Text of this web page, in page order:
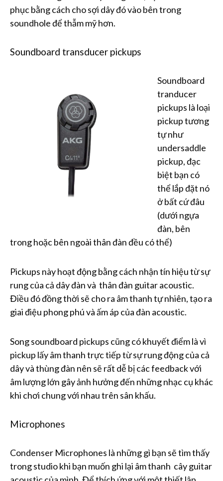
phục bằng cách cho sợi dây đó vào bên trong
soundhole để thẫm mỹ hơn.
Soundboard transducer pickups
Soundboard
tranducer
pickups là loại
pickup tương
tự như
undersaddle
pickup, đạc
biệt bạn có
thể lắp đặt nó
ở bất cứ đâu
(dưới ngựa
đàn, bên
trong hoặc bên ngoài thân đàn đều có thể)
Pickups này hoạt động bằng cách nhận tín hiệu từ sự
rung của cả dây đàn và thân đàn guitar acoustic.
Điều đó đồng thời sẽ cho ra âm thanh tự nhiên, tạo ra
giai điệu phong phú và ấm áp của đàn acoustic.
Song soundboard pickups cũng có khuyết điểm là vì
pickup lấy âm thanh trực tiếp từ sự rung động của cả
dây và thùng đàn nên sẽ rất dễ bị các feedback với
âm lượng lớn gây ảnh hưởng đến những nhạc cụ khác
khi chơi chung với nhau trên sân khấu.
Microphones
Condenser Microphones là những gì bạn sẽ tìm thấy
trong studio khi bạn muốn ghi lại âm thanh cây guitar